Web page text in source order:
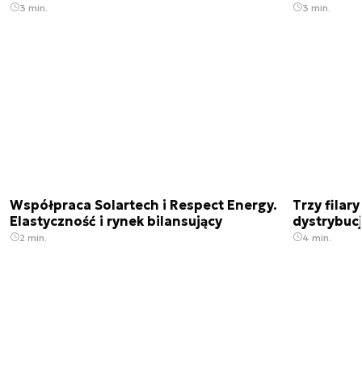
3 min. 3 min.
Współpraca Solartech i Respect Energy.
Elastyczność i rynek bilansujący
2 min.
Trzy filary
4 min.